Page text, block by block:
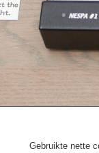
Gebruikte nette